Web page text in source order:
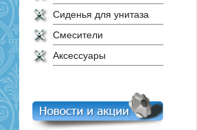
Сиденья для унитаза
Смесители
Аксессуары